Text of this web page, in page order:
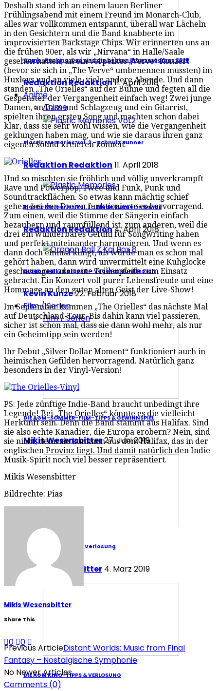
Game-Ranking: Das sind die besten Browsergames 2018
Redaktion Redaktion11. April 2018
Anime
Anime
Plastic Memories Vol. 2 – Schnulz Runner
Redaktion Redaktion 11. April 2018
Plastic Memories Vol. 1 – Blade Runner in kawaii
Redaktion Redaktion4. April 2018
Dragon Ball Z Kai Box 8 – Vegetas dunkles Ich
Kevin Kunze22. Februar 2018
Film / Serien
Film / Serien
DIE AGM-SOMMER-FILM-TIPPS & GEWINNSPIEL
Mikis Wesensbitter27. Juni 2019
Die AGM-Filmtipps & Verlosung
Mikis Wesensbitter 4. März 2019
DIE AGM KINO-TIPPS & VERLOSUNG
Deshalb stand ich an einem lauen Berliner
Frühlingsabend mit einem Freund im Monarch-Club,
alles war vollkommen entspannt, überall war Lächeln
in den Gesichtern und die Band knabberte im
improvisierten Backstage Chips. Wir erinnerten uns an
die frühen 90er, als wir „Nirvana“ in Halle/Saale
gesehen hatten, an ein verpeiltes „Verve“ Konzert
(bevor sie sich in „The Verve“ umbenennen mussten) im
Huxleys und an viele, viele andere Abende. Und dann
standen „The Orielles“ auf der Bühne und fegten all die
Gespenster der Vergangenheit einfach weg! Zwei junge
Damen, an Bass und Schlagzeug und ein Gitarrist,
spielten ihren ersten Song und machten schon dabei
klar, dass sie sehr wohl wissen, wie die Vergangenheit
geklungen haben mag, und wie sie daraus ihren ganz
eigenen Sound kreieren können.
Und so mischten sie fröhlich und völlig unverkrampft
Rave und Powerpop, Twee und Funk, Punk und
Soundtrackflächen. So etwas kann mächtig schief
gehen, bei den Dreien funktionierte es hervorragend.
Zum einen, weil die Stimme der Sängerin einfach
bezaubern und raumfüllend ist, zum anderen, weil die
drei ein wunderbares Gefühl für Songwriting haben
und perfekt miteinander harmonieren. Und wenn es
dann doch einmal klingt, als würde man es schon mal
gehört haben, dann wird unvermittelt eine Kuhglocke
geschwungen oder eine Trillerpfeife zum Einsatz
gebracht. Ein Konzert voll purer Lebensfreude und eine
Hommage an den guten alten Geist der Live-Show!
Im September kommen „The Orielles“ das nächste Mal
auf Deutschland-Tour. Bis dahin kann viel passieren,
sicher ist schon mal, dass sie dann wohl mehr, als nur
ein Geheimtipp sein werden!
Ihr Debut „Silver Dollar Moment“ funktioniert auch in
heimischen Gefilden hervorragend. Natürlich ganz
besonders in der Vinyl-Version!
PS: Jede zünftige Indie-Band braucht unbedingt ihre
Legende! Bei „The Orielles“ könnte es die vielleicht
Herkunft sein. Denn die Band stammt aus Halifax. Sind
sie also echte Kanadier, die Europa erobern? Nein, sind
sie nicht, denn sie kommen aus dem Halifax, das in der
englischen Provinz liegt. Und damit natürlich den Indie-
Musik-Spirit noch viel besser repräsentiert.
Mikis Wesensbitter
Bildrechte: Pias
Mikis Wesensbitter
Share This
0 0
Previous ArticleDistant Worlds: Music from Final
Fantasy – Nostalgische Symphonie
No Newer Articles
Comments (0)